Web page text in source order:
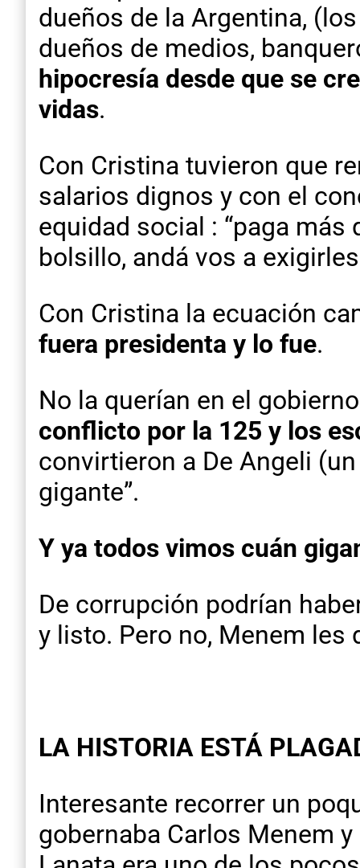
dueños de la Argentina,
dueños de medios,
hipocresía desde que se
vidas.
Con Cristina tuvieron que
salarios dignos y con el
equidad social : “paga
bolsillo, andá vos a
Con Cristina la ecuación
fuera presidenta y lo fue.
No la querían en el
conflicto por la 125 y los
convirtieron a De Angeli
gigante”.
Y ya todos vimos cuán
De corrupción podrían
y listo. Pero no, Menem les
LA HISTORIA ESTÁ
Interesante recorrer un
gobernaba Carlos Menem